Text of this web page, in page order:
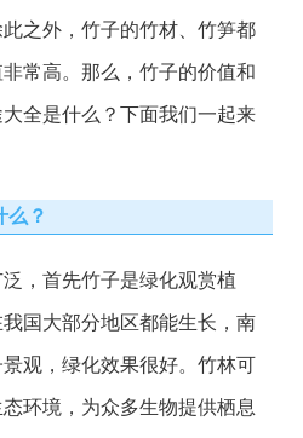
之外，竹子的竹材、竹笋都
常高。那么，竹子的价值和
全是什么？下面我们一起来
么？
，首先竹子是绿化观赏植
国大部分地区都能生长，南
观，绿化效果很好。竹林可
环境，为众多生物提供栖息